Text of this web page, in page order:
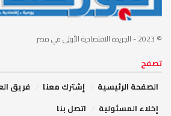
© 2023 - الجريدة الاقتصادية الأولى في مصر
تصفح
الصفحة الرئيسية
إشترك معنا
فريق
إخلاء المسئولية
اتصل بنا